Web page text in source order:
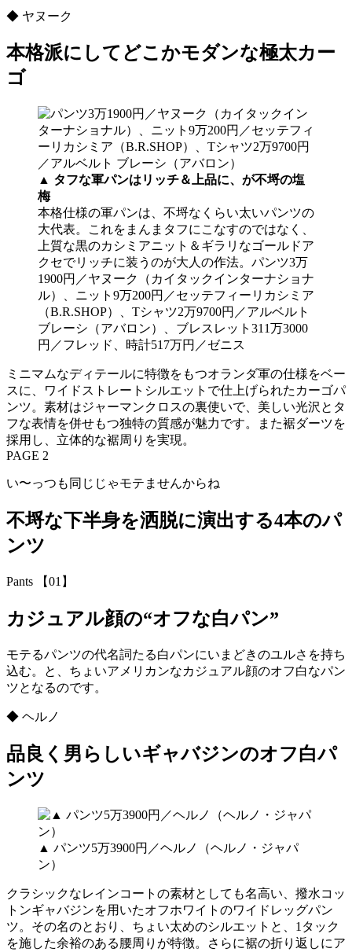
◆ ヤヌーク
本格派にしてどこかモダンな極太カー
ゴ
▲ タフな軍パンはリッチ＆上品に、が不埒の塩
梅
本格仕様の軍パンは、不埒なくらい太いパンツの
大代表。これをまんまタフにこなすのではなく、
上質な黒のカシミアニット＆ギラリなゴールドア
クセでリッチに装うのが大人の作法。パンツ3万
1900円／ヤヌーク（カイタックインターナショナ
ル）、ニット9万200円／セッテフィーリカシミア
（B.R.SHOP）、Tシャツ2万9700円／アルベルト
ブレーシ（アバロン）、ブレスレット311万3000
円／フレッド、時計517万円／ゼニス
ミニマムなディテールに特徴をもつオランダ軍の仕様をベー
スに、ワイドストレートシルエットで仕上げられたカーゴパ
ンツ。素材はジャーマンクロスの裏使いで、美しい光沢とタ
フな表情を併せもつ独特の質感が魅力です。また裾ダーツを
採用し、立体的な裾周りを実現。
PAGE 2
い〜っつも同じじゃモテませんからね
不埒な下半身を洒脱に演出する4本のパ
ンツ
Pants 【01】
カジュアル顔の“オフな白パン”
モテるパンツの代名詞たる白パンにいまどきのユルさを持ち
込む。と、ちょいアメリカンなカジュアル顔のオフ白なパン
ツとなるのです。
◆ ヘルノ
品良く男らしいギャバジンのオフ白パ
ンツ
▲ パンツ5万3900円／ヘルノ（ヘルノ・ジャパ
ン）
クラシックなレインコートの素材としても名高い、撥水コッ
トンギャバジンを用いたオフホワイトのワイドレッグパン
ツ。その名のとおり、ちょい太めのシルエットと、1タック
を施した余裕のある腰周りが特徴。さらに裾の折り返しにア